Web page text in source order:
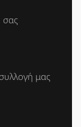
σας
μας